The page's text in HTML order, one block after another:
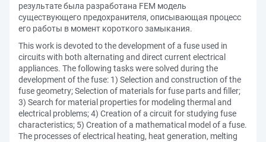
результате была разработана FEM модель
существующего предохранителя, описывающая процесс
его работы в момент короткого замыкания.
This work is devoted to the development of a fuse used in
circuits with both alternating and direct current electrical
appliances. The following tasks were solved during the
development of the fuse: 1) Selection and construction of the
fuse geometry; Selection of materials for fuse parts and filler;
3) Search for material properties for modeling thermal and
electrical problems; 4) Creation of a circuit for studying fuse
characteristics; 5) Creation of a mathematical model of a fuse.
The processes of electrical heating, heat generation, melting